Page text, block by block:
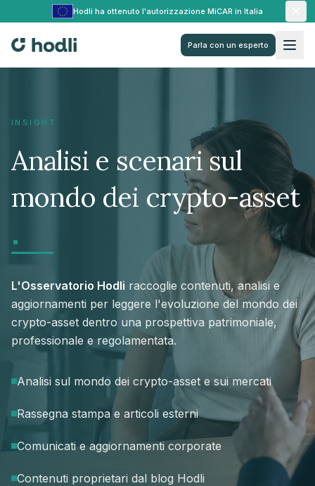
Hodli ha ottenuto l'autorizzazione MiCAR in Italia
Parla con un esperto
INSIGHT
Analisi e scenari sul
mondo dei crypto-asset
.
L'Osservatorio Hodli raccoglie contenuti, analisi e
aggiornamenti per leggere l'evoluzione del mondo dei
crypto-asset dentro una prospettiva patrimoniale,
professionale e regolamentata.
Analisi sul mondo dei crypto-asset e sui mercati
Rassegna stampa e articoli esterni
Comunicati e aggiornamenti corporate
Contenuti proprietari dal blog Hodli